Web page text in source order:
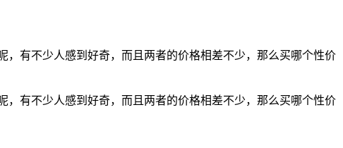
，有不少人感到好奇，而且两者的价格相差不少，那么买哪个性价
，有不少人感到好奇，而且两者的价格相差不少，那么买哪个性价